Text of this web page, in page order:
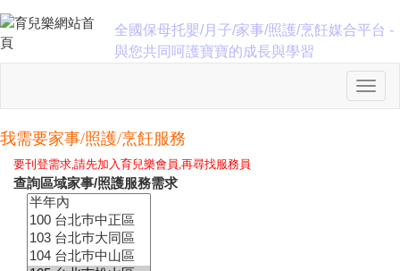
全國保母托嬰/月子/家事/照護/烹飪媒合平台 -
與您共同呵護寶寶的成長與學習
我需要家事/照護/烹飪服務
要刊登需求,請先加入育兒樂會員,再尋找服務員
查詢區域家事/照護服務需求